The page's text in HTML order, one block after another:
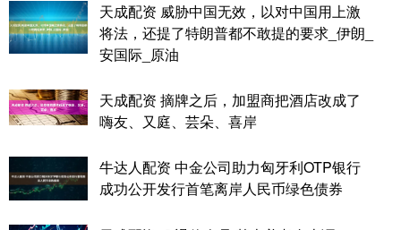
天成配资 威胁中国无效，以对中国用上激
将法，还提了特朗普都不敢提的要求_伊朗_
安国际_原油
天成配资 摘牌之后，加盟商把酒店改成了
嗨友、又庭、芸朵、喜岸
牛达人配资 中金公司助力匈牙利OTP银行
成功公开发行首笔离岸人民币绿色债券